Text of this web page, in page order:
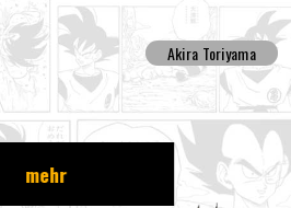
Akira Toriyama
mehr